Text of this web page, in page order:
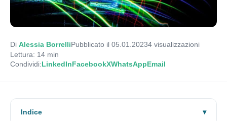
Di Alessia BorrelliPubblicato il 05.01.20234 visualizzazioni
Lettura: 14 min
Condividi: LinkedIn FacebookXWhatsApp Email
Indice